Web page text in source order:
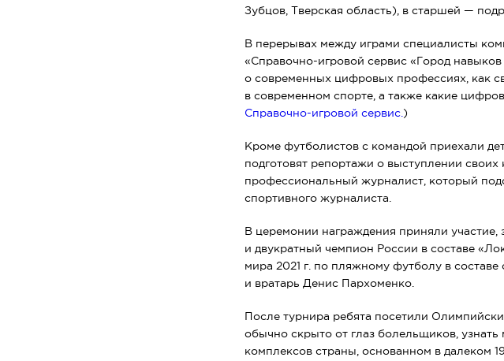
Зубцов, Тверская область), в старшей —
В перерывах между играми специалисты
«Справочно-игровой сервис «Город
о современных цифровых профессиях, как
в современном спорте, а также какие
Справочно-игровой сервис. )
Кроме футболистов с командой приехали
подготовят репортажи о выступлении
профессиональный журналист, который
спортивного журналиста.
В церемонии награждения приняли
и двукратный чемпион России в составе
мира 2021 г. по пляжному футболу в
и вратарь Денис Пархоменко.
После турнира ребята посетили
обычно скрыто от глаз болельщиков,
комплексов страны, основанном в далеком